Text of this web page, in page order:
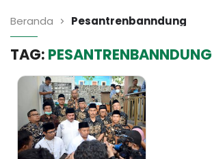
Beranda Pesantrenbanndung
TAG: PESANTRENBANNDUNG